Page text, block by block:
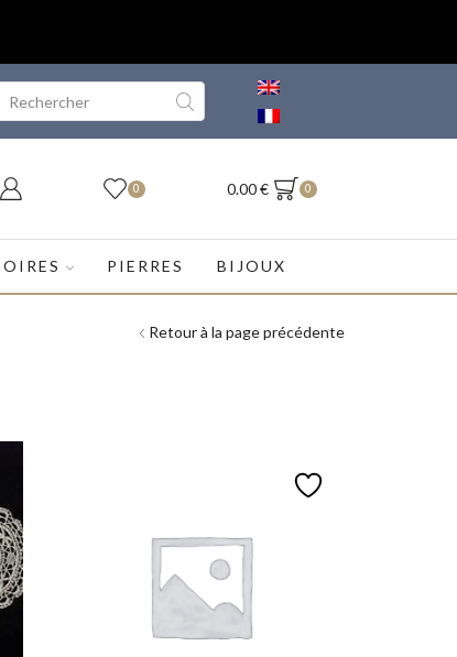
0 0.00€ 0
PIERRES BIJOUX
Retour à la page précédente